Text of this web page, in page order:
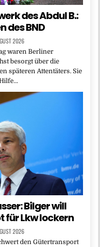
des Abdul B.:
des BND
2026
waren Berliner
besorgt über die
späteren Attentäters. Sie
Bilger will
Lkw lockern
2026
den Gütertransport